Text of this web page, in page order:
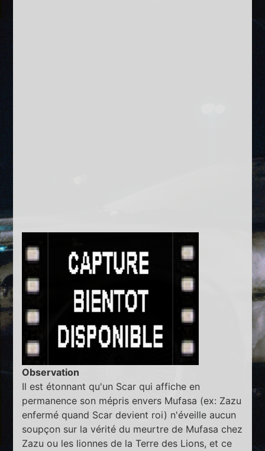
Observation
Il est étonnant qu'un Scar qui affiche en
permanence son mépris envers Mufasa (ex: Zazu
enfermé quand Scar devient roi) n'éveille aucun
soupçon sur la vérité du meurtre de Mufasa chez
Zazu ou les lionnes de la Terre des Lions, et ce